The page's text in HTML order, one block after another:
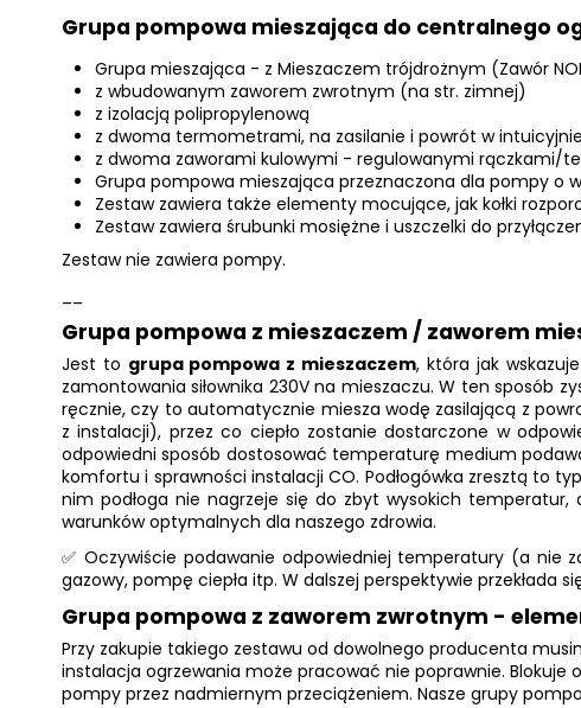
Grupa pompowa mieszająca do centralnego
Grupa mieszająca - z Mieszaczem trójdrożnym (Zawór
z wbudowanym zaworem zwrotnym (na str. zimnej)
z izolacją polipropylenową
z dwoma termometrami, na zasilanie i powrót w
z dwoma zaworami kulowymi - regulowanymi rączkami/
Grupa pompowa mieszająca przeznaczona dla pompy o
Zestaw zawiera także elementy mocujące, jak kołki
Zestaw zawiera śrubunki mosiężne i uszczelki do
Zestaw nie zawiera pompy.
Grupa pompowa z mieszaczem / zaworem
Jest to grupa pompowa z mieszaczem, która jak
zamontowania siłownika 230V na mieszaczu. W ten sposób
ręcznie, czy to automatycznie miesza wodę zasilającą z
z instalacji), przez co ciepło zostanie dostarczone w
odpowiedni sposób dostosować temperaturę medium
komfortu i sprawności instalacji CO. Podłogówka zresztą to
nim podłoga nie nagrzeje się do zbyt wysokich
warunków optymalnych dla naszego zdrowia.
✅ Oczywiście podawanie odpowiedniej temperatury (a nie
gazowy, pompę ciepła itp. W dalszej perspektywie przekłada
Grupa pompowa z zaworem zwrotnym -
Przy zakupie takiego zestawu od dowolnego producenta
instalacja ogrzewania może pracować nie poprawnie.
pompy przez nadmiernym przeciążeniem. Nasze grupy